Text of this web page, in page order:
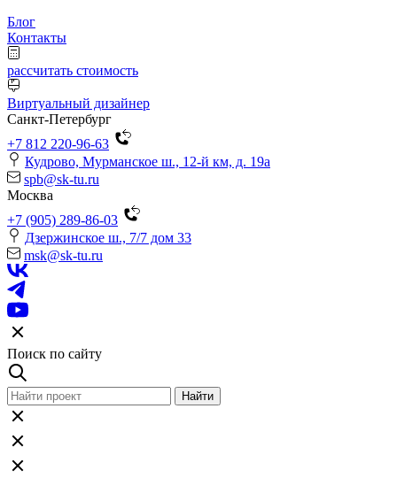
Блог
Контакты
рассчитать стоимость
Виртуальный дизайнер
Санкт-Петербург
+7 812 220-96-63
Кудрово, Мурманское ш., 12-й км, д. 19a
spb@sk-tu.ru
Москва
+7 (905) 289-86-03
Дзержинское ш., 7/7 дом 33
msk@sk-tu.ru
Поиск по сайту